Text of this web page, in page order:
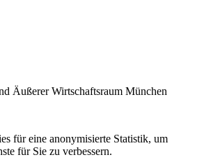
Äußerer Wirtschaftsraum München
für eine anonymisierte Statistik, um
für Sie zu verbessern.